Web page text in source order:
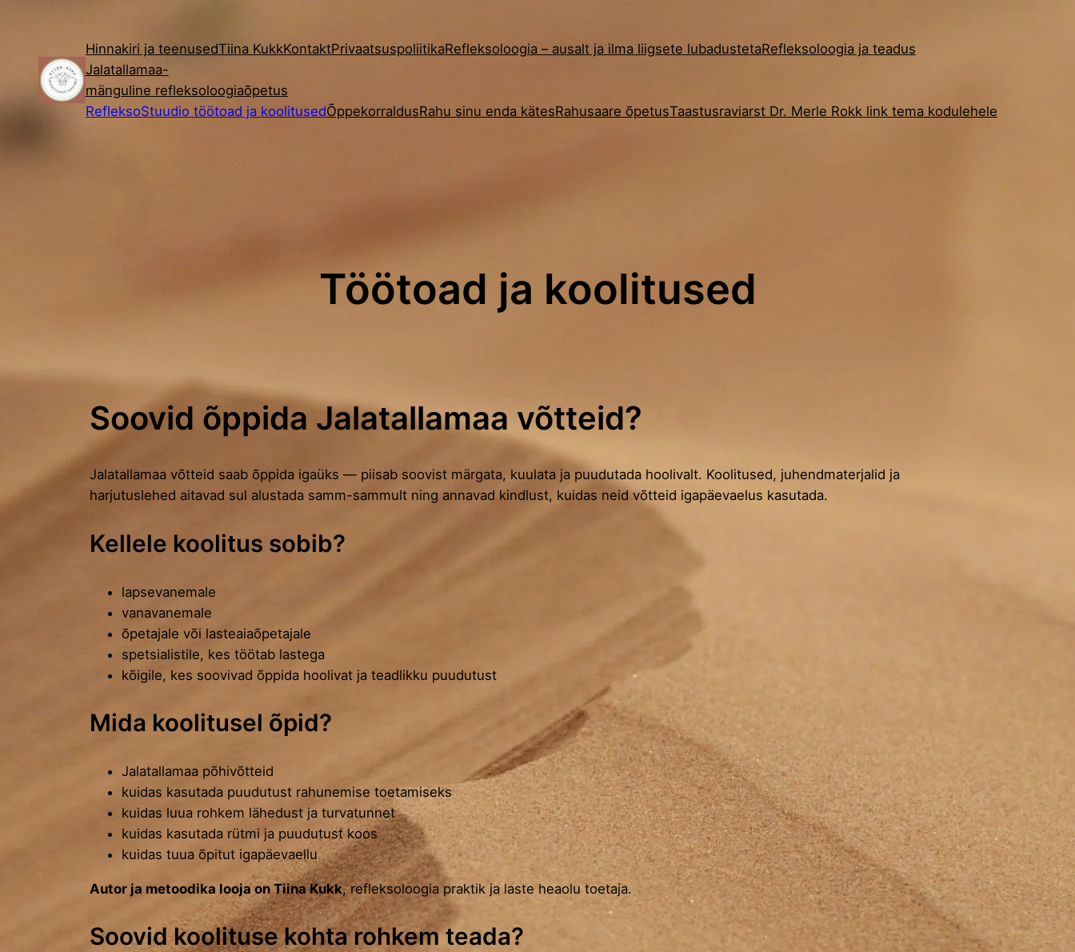
juurde
Hinnakiri ja teenusedTiina KukkKontaktPrivaatsuspoliitikaRefleksoloogia – ausalt ja ilma liigsete lubadustetaRefleksoloogia ja teadus
Jalatallamaa-
mänguline refleksoloogiaõpetus
RefleksoStuudio töötoad ja koolitusedÕppekorraldusRahu sinu enda kätesRahusaare õpetusTaastusraviarst Dr. Merle Rokk link tema kodulehele
Töötoad ja koolitused
Soovid õppida Jalatallamaa võtteid?
Jalatallamaa võtteid saab õppida igaüks — piisab soovist märgata, kuulata ja puudutada hoolivalt. Koolitused, juhendmaterjalid ja
harjutuslehed aitavad sul alustada samm-sammult ning annavad kindlust, kuidas neid võtteid igapäevaelus kasutada.
Kellele koolitus sobib?
lapsevanemale
vanavanemale
õpetajale või lasteaiaõpetajale
spetsialistile, kes töötab lastega
kõigile, kes soovivad õppida hoolivat ja teadlikku puudutust
Mida koolitusel õpid?
Jalatallamaa põhivõtteid
kuidas kasutada puudutust rahunemise toetamiseks
kuidas luua rohkem lähedust ja turvatunnet
kuidas kasutada rütmi ja puudutust koos
kuidas tuua õpitut igapäevaellu
Autor ja metoodika looja on Tiina Kukk, refleksoloogia praktik ja laste heaolu toetaja.
Soovid koolituse kohta rohkem teada?